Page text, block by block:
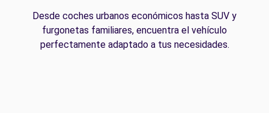
Desde coches urbanos económicos hasta SUV y
furgonetas familiares, encuentra el vehículo
perfectamente adaptado a tus necesidades.